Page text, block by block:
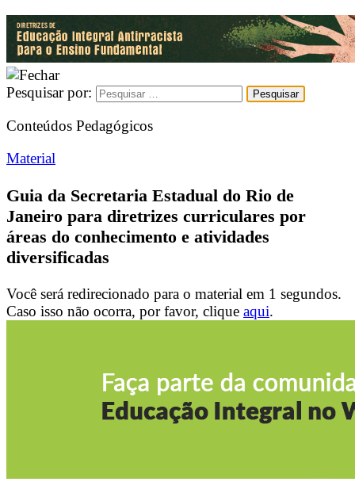
Pesquisar por:
Conteúdos Pedagógicos
Material
Guia da Secretaria Estadual do Rio de
Janeiro para diretrizes curriculares por
áreas do conhecimento e atividades
diversificadas
Você será redirecionado para o material em 1 segundos.
Caso isso não ocorra, por favor, clique aqui.